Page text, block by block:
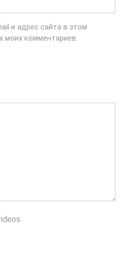
и адрес сайта в этом
моих комментариев.